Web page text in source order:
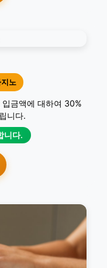
노
금액에 대하여 30%
니다.
니다.